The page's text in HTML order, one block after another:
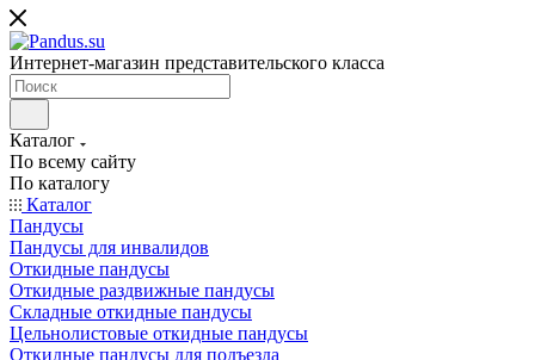
Интернет-магазин представительского класса
Каталог
По всему сайту
По каталогу
Каталог
Пандусы
Пандусы для инвалидов
Откидные пандусы
Откидные раздвижные пандусы
Складные откидные пандусы
Цельнолистовые откидные пандусы
Откидные пандусы для подъезда